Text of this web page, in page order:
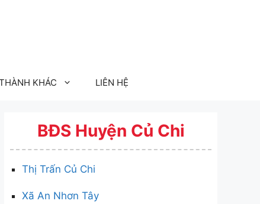
KHÁC LIÊN HỆ
BĐS Huyện Củ Chi
Thị Trấn Củ Chi
Xã An Nhơn Tây